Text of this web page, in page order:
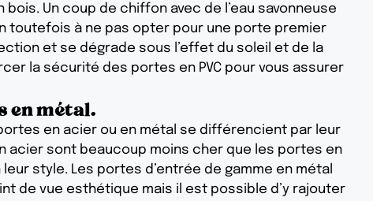
Un coup de chiffon avec de l’eau savonneuse
toutefois à ne pas opter pour une porte premier
et se dégrade sous l’effet du soleil et de la
la sécurité des portes en PVC pour vous assurer
en métal.
en acier ou en métal se différencient par leur
acier sont beaucoup moins cher que les portes en
style. Les portes d’entrée de gamme en métal
de vue esthétique mais il est possible d’y rajouter